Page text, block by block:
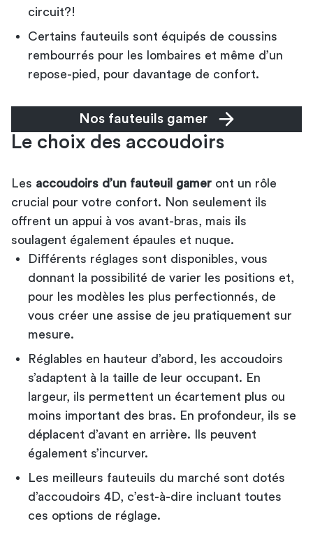
circuit?!
Certains fauteuils sont équipés de coussins
rembourrés pour les lombaires et même d’un
repose-pied, pour davantage de confort.
Nos fauteuils gamer
Le choix des accoudoirs
Les accoudoirs d’un fauteuil gamer ont un rôle
crucial pour votre confort. Non seulement ils
offrent un appui à vos avant-bras, mais ils
soulagent également épaules et nuque.
Différents réglages sont disponibles, vous
donnant la possibilité de varier les positions et,
pour les modèles les plus perfectionnés, de
vous créer une assise de jeu pratiquement sur
mesure.
Réglables en hauteur d’abord, les accoudoirs
s’adaptent à la taille de leur occupant. En
largeur, ils permettent un écartement plus ou
moins important des bras. En profondeur, ils se
déplacent d’avant en arrière. Ils peuvent
également s’incurver.
Les meilleurs fauteuils du marché sont dotés
d’accoudoirs 4D, c’est-à-dire incluant toutes
ces options de réglage.